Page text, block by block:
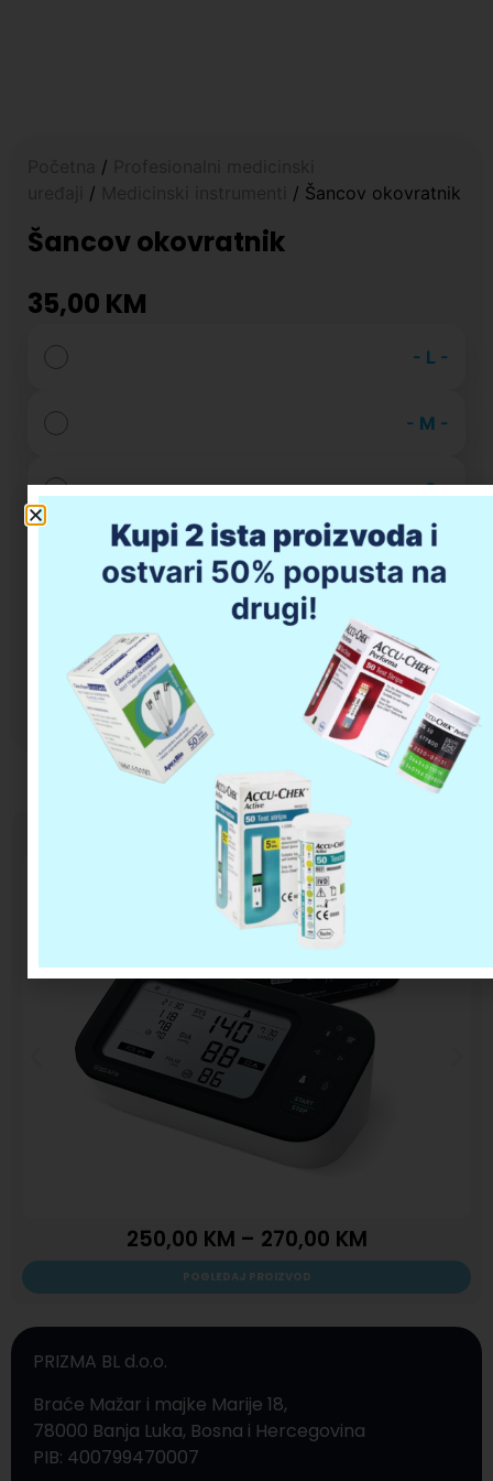
/
/ / Šancov okovratnik
Šancov okovratnik
35,00 KM
- L -
- M -
-S-
Dodaj u korpu
Opis proizvoda
Da li imate pitanja u vezi kupovine?
Tlakomjer M7 Intelli IT AFIB
250,00 KM – 270,00 KM
POGLEDAJ PROIZVOD
PRIZMA BL d.o.o.
Braće Mažar i majke Marije 18,
78000 Banja Luka, Bosna i Hercegovina
PIB: 400799470007